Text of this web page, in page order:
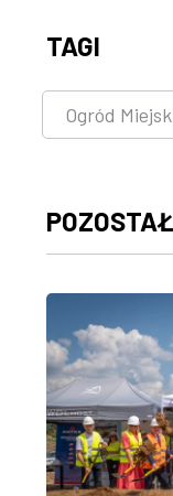
TAGI
Ogród